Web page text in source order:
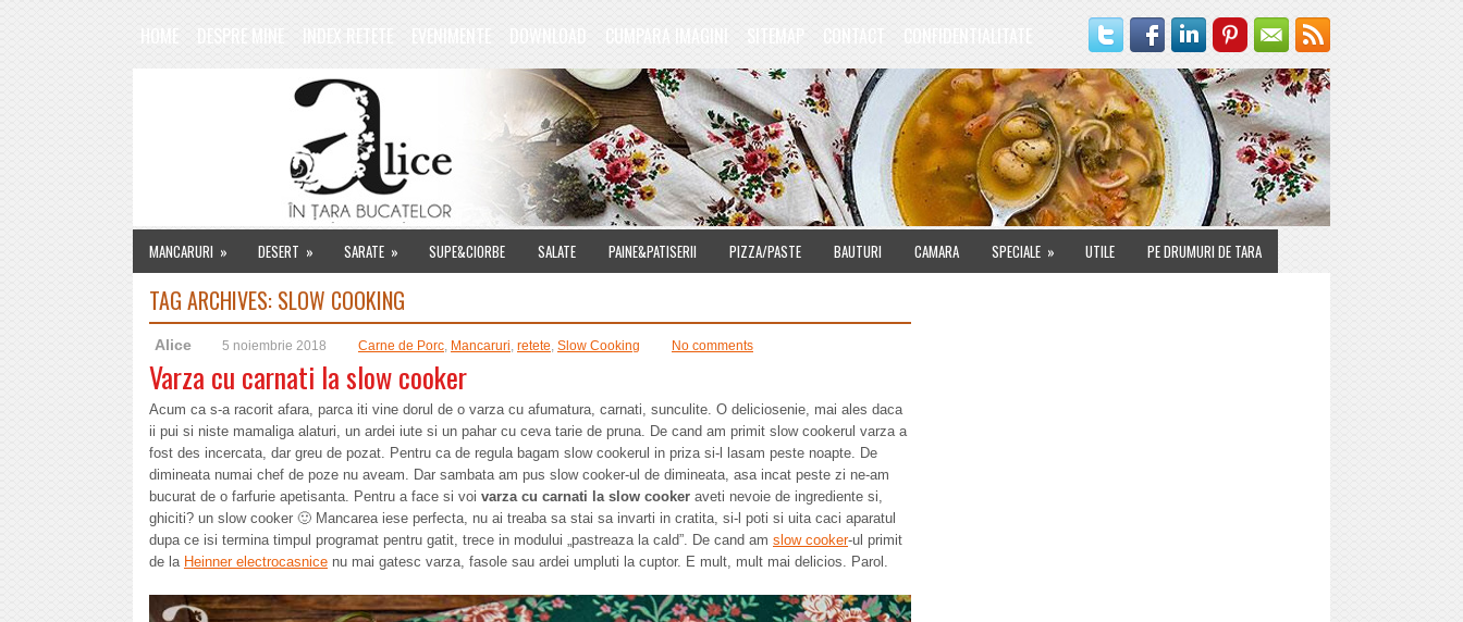
MANCARURI » DESERT » SARATE » SUPE&CIORBE SALATE PAINE&PATISERII PIZZA/PASTE BAUTURI CAMARA SPECIALE » UTILE PE DRUMURI DE TARA
TAG ARCHIVES: SLOW COOKING
Alice 5 noiembrie 2018 Carne de Porc, Mancaruri, retete, Slow Cooking No comments
Varza cu carnati la slow cooker
Acum ca s-a racorit afara, parca iti vine dorul de o varza cu afumatura, carnati, sunculite. O deliciosenie, mai ales daca
ii pui si niste mamaliga alaturi, un ardei iute si un pahar cu ceva tarie de pruna. De cand am primit slow cookerul varza a
fost des incercata, dar greu de pozat. Pentru ca de regula bagam slow cookerul in priza si-l lasam peste noapte. De
dimineata numai chef de poze nu aveam. Dar sambata am pus slow cooker-ul de dimineata, asa incat peste zi ne-am
bucurat de o farfurie apetisanta. Pentru a face si voi varza cu carnati la slow cooker aveti nevoie de ingrediente si,
ghiciti? un slow cooker 🙂 Mancarea iese perfecta, nu ai treaba sa stai sa invarti in cratita, si-l poti si uita caci aparatul
dupa ce isi termina timpul programat pentru gatit, trece in modului „pastreaza la cald”. De cand am slow cooker-ul primit
de la Heinner electrocasnice nu mai gatesc varza, fasole sau ardei umpluti la cuptor. E mult, mult mai delicios. Parol.